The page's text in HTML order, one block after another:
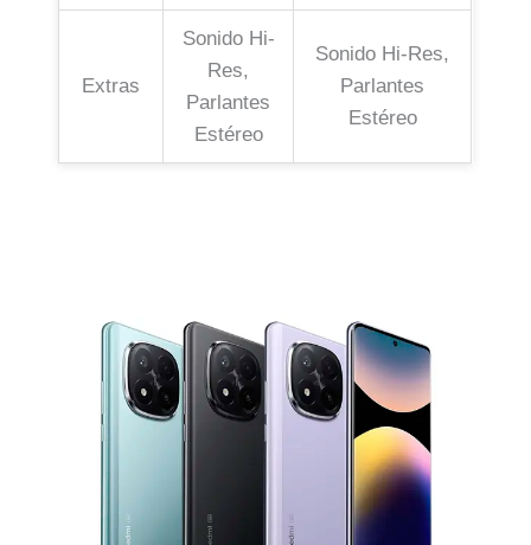
Extras
Sonido Hi-
Res,
Parlantes
Estéreo
Sonido Hi-Res,
Parlantes
Estéreo